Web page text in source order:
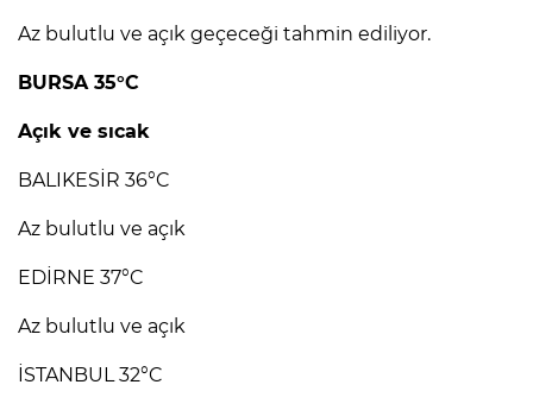
Az bulutlu ve açık geçeceği tahmin ediliyor.
BURSA 35°C
Açık ve sıcak
BALIKESİR 36°C
Az bulutlu ve açık
EDİRNE 37°C
Az bulutlu ve açık
İSTANBUL 32°C